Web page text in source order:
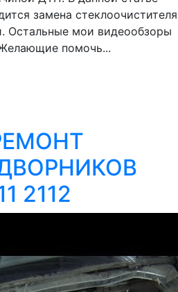
замена стеклоочистителя
Остальные мои видеообзоры
помочь...
2112